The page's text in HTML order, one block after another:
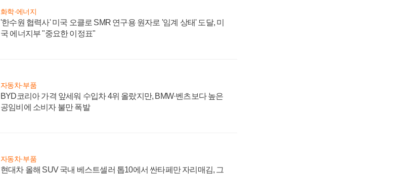
화학·에너지
'한수원 협력사' 미국 오클로 SMR 연구용 원자로 '임계 상태' 도달, 미
국 에너지부 "중요한 이정표"
자동차·부품
BYD코리아 가격 앞세워 수입차 4위 올랐지만, BMW·벤츠보다 높은
공임비에 소비자 불만 폭발
자동차·부품
현대차 올해 SUV 국내 베스트셀러 톱10에서 싼타페만 자리매김, 그